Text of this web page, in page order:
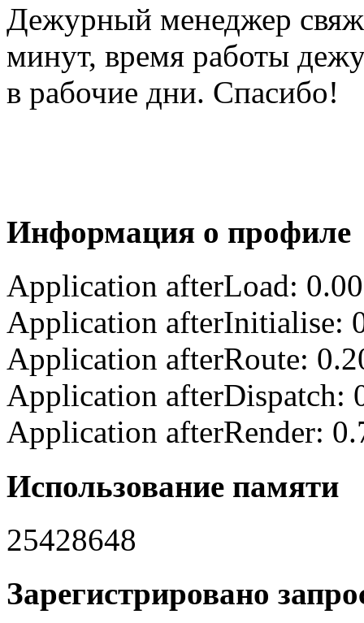
Дежурный менеджер
минут, время работы
в рабочие дни. Спасибо!
Информация о профиле
Application afterLoad:
Application afterInitialise:
Application afterRoute:
Application afterDispatch:
Application afterRender:
Использование памяти
25428648
Зарегистрировано